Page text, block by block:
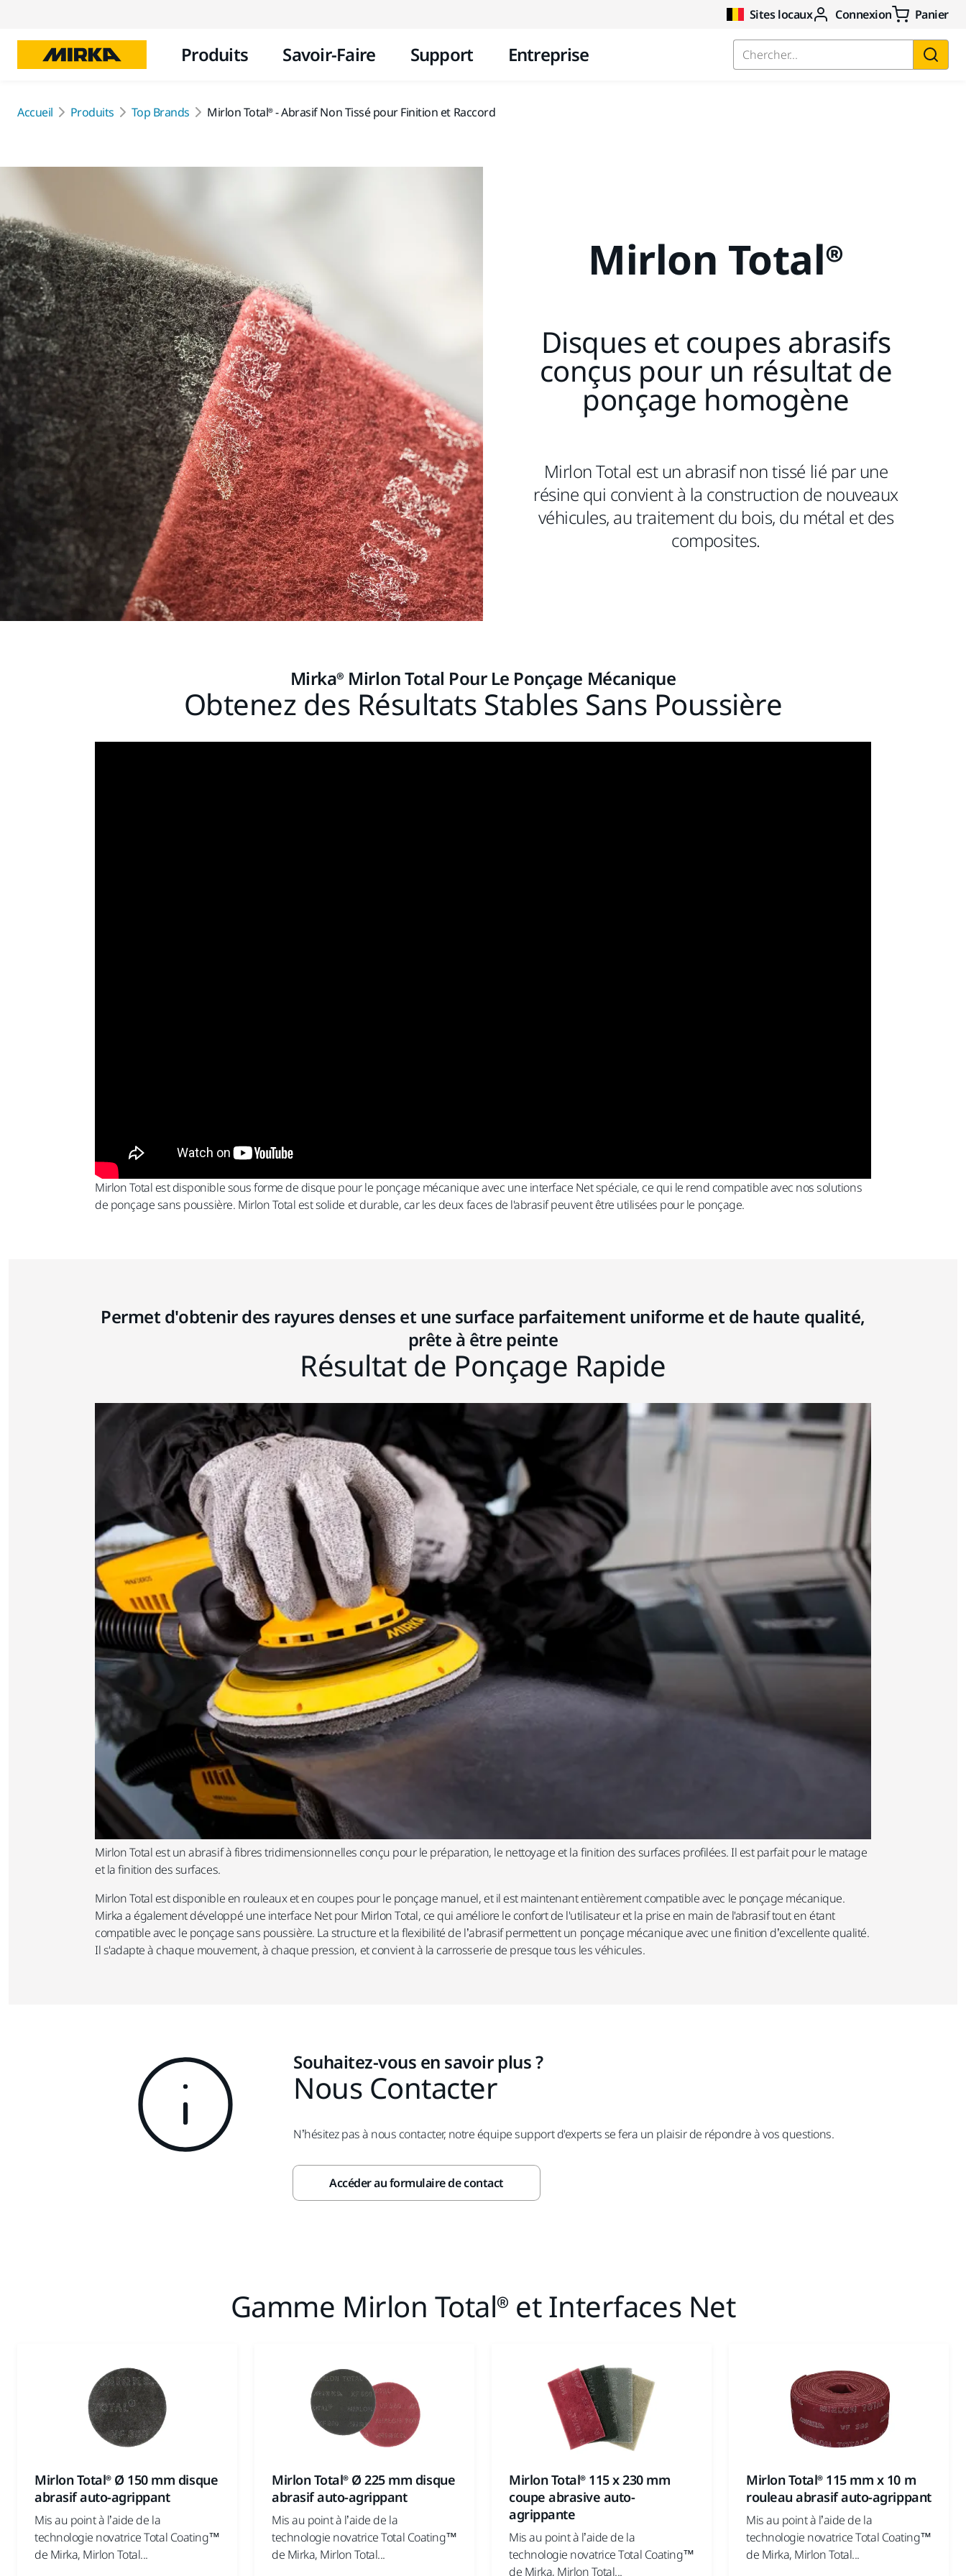
Sites locaux Connexion Panier
Produits Savoir-Faire Support Entreprise Chercher...
Accueil Produits Top Brands Mirlon Total® - Abrasif Non Tissé pour Finition et Raccord
Mirlon Total®
Disques et coupes abrasifs
conçus pour un résultat de
ponçage homogène
Mirlon Total est un abrasif non tissé lié par une
résine qui convient à la construction de nouveaux
véhicules, au traitement du bois, du métal et des
composites.
Mirka® Mirlon Total Pour Le Ponçage Mécanique
Obtenez des Résultats Stables Sans Poussière
Mirlon Total est disponible sous forme de disque pour le ponçage mécanique avec une interface Net spéciale, ce qui le rend compatible avec nos solutions
de ponçage sans poussière. Mirlon Total est solide et durable, car les deux faces de l'abrasif peuvent être utilisées pour le ponçage.
Permet d'obtenir des rayures denses et une surface parfaitement uniforme et de haute qualité,
prête à être peinte
Résultat de Ponçage Rapide
Mirlon Total est un abrasif à fibres tridimensionnelles conçu pour le préparation, le nettoyage et la finition des surfaces profilées. Il est parfait pour le matage
et la finition des surfaces.
Mirlon Total est disponible en rouleaux et en coupes pour le ponçage manuel, et il est maintenant entièrement compatible avec le ponçage mécanique.
Mirka a également développé une interface Net pour Mirlon Total, ce qui améliore le confort de l'utilisateur et la prise en main de l'abrasif tout en étant
compatible avec le ponçage sans poussière. La structure et la flexibilité de l’abrasif permettent un ponçage mécanique avec une finition d’excellente qualité.
Il s'adapte à chaque mouvement, à chaque pression, et convient à la carrosserie de presque tous les véhicules.
Souhaitez-vous en savoir plus ?
Nous Contacter
N’hésitez pas à nous contacter, notre équipe support d'experts se fera un plaisir de répondre à vos questions.
Accéder au formulaire de contact
Gamme Mirlon Total® et Interfaces Net
Mirlon Total® Ø 150 mm disque
abrasif auto-agrippant
Mis au point à l’aide de la
technologie novatrice Total Coating™
de Mirka, Mirlon Total...
Mirlon Total® Ø 225 mm disque
abrasif auto-agrippant
Mis au point à l’aide de la
technologie novatrice Total Coating™
de Mirka, Mirlon Total...
Mirlon Total® 115 x 230 mm
coupe abrasive auto-
agrippante
Mis au point à l’aide de la
technologie novatrice Total Coating™
de Mirka, Mirlon Total...
Mirlon Total® 115 mm x 10 m
rouleau abrasif auto-agrippant
Mis au point à l’aide de la
technologie novatrice Total Coating™
de Mirka, Mirlon Total...